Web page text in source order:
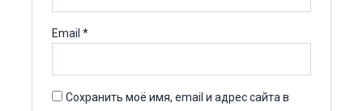
Email*
Сохранить моё имя, email и адрес сайта в